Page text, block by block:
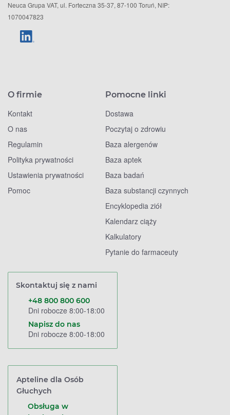
Neuca Grupa VAT, ul. Forteczna 35-37, 87-100 Toruń, NIP:
1070047823
O firmie
Kontakt
O nas
Regulamin
Polityka prywatności
Ustawienia prywatności
Pomoc
Pomocne linki
Dostawa
Poczytaj o zdrowiu
Baza alergenów
Baza aptek
Baza badań
Baza substancji czynnych
Encyklopedia ziół
Kalendarz ciąży
Kalkulatory
Pytanie do farmaceuty
Skontaktuj się z nami
+48 800 800 600
Dni robocze 8:00-18:00
Napisz do nas
Dni robocze 8:00-18:00
Apteline dla Osób
Głuchych
Obsługa w